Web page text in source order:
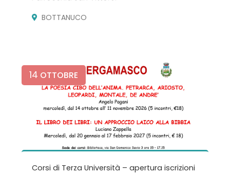
BOTTANUCO
14 OTTOBRE
Corsi di Terza Università – apertura iscrizioni